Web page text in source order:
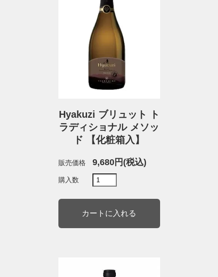
Hyakuzi ブリュット ト
ラディショナル メソッ
ド 【化粧箱入】
販売価格 9,680円(税込)
購入数